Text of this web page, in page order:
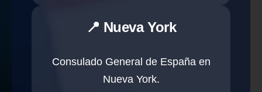
📍 Nueva York
Consulado General de España en
Nueva York.